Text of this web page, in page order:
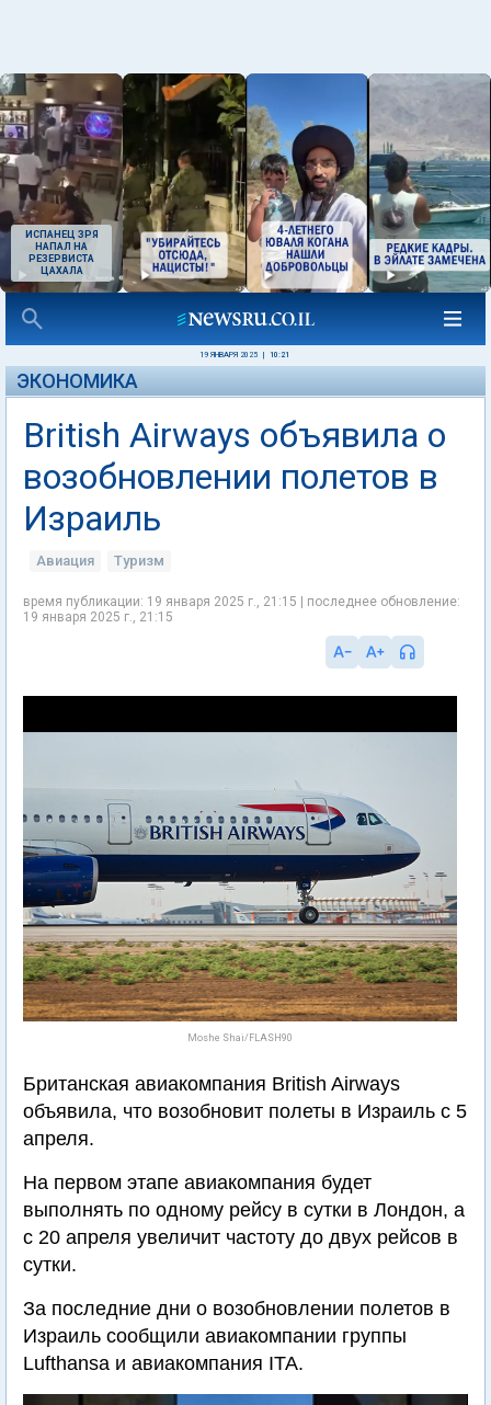
ИСПАНЕЦ ЗРЯ
НАПАЛ НА
РЕЗЕРВИСТА
ЦАХАЛА
19 ЯНВАРЯ 2025 10:21
ЭКОНОМИКА
British Airways объявила о
возобновлении полетов в
Израиль
Авиация Туризм
время публикации: 19 января 2025 г., 21:15 | последнее обновление:
19 января 2025 г., 21:15
Moshe Shai/FLASH90
Британская авиакомпания British Airways
объявила, что возобновит полеты в Израиль с 5
апреля.
На первом этапе авиакомпания будет
выполнять по одному рейсу в сутки в Лондон, а
с 20 апреля увеличит частоту до двух рейсов в
сутки.
За последние дни о возобновлении полетов в
Израиль сообщили авиакомпании группы
Lufthansa и авиакомпания ITA.